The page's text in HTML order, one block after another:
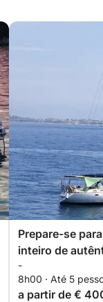
Prepare-se
inteiro de
vela em
-
8h00 · Até 5
a partir de €